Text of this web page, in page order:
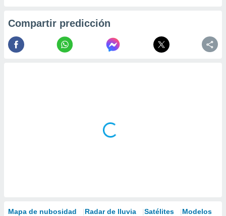
Compartir predicción
Mapa de nubosidad Radar de lluvia Satélites Modelos